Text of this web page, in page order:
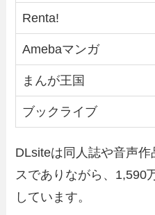
Renta!
Amebaマンガ
まんが王国
ブックライブ
DLsiteは同人誌や音声
スでありながら、1,590
しています。